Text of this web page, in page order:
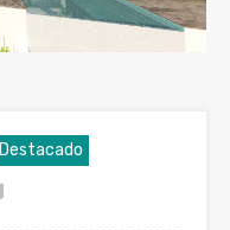
Destacado